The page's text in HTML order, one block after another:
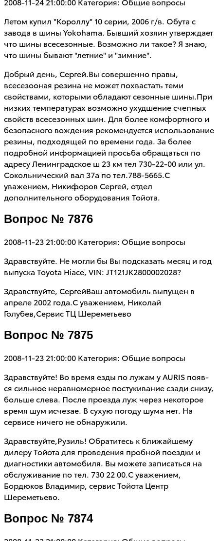
Летом купил "Короллу" 10 серии, 2006 г/в. Обута с
завода в шины Yokohama. Бывший хозяин утверждает
что шины всесезонные. Возможно ли такое? Я знаю,
что шины бывают "летние" и "зимние".
Добрый день, Сергей.Вы совершенно правы,
всесезооная резина не может похвастать теми
свойствами, которыми обладают сезонные шины.При
низких температурах возможно ухудшение счепных
свойств всесезонных шин. Для более комфортного и
безопасного вождения рекомендуется использование
резины, подходящей по времени года. За более
подробной информацией просьба обращаться по
адресу Ленинградское ш 23 км тел 730-22-00 или ул.
Сокольнический вал 37а по тел.788-5665.С
уважением, Никифоров Сергей, отдел
дополнительного оборудования Тойота.
Вопрос № 7876
2008-11-23 21:00:00 Категория: Общие вопросы
Здравствуйте. Не могли бы Вы подсказать месяц и год
выпуска Toyota Hiace, VIN: JT121JK2800002028?
Здравствуйте, СергейВаш автомобиль выпущен в
апреле 2002 года.С уважением, Николай
Голубев,Сервис ТЦ Шереметьево
Вопрос № 7875
2008-11-23 21:00:00 Категория: Общие вопросы
Здравствуйте! Во время езды по лужам у AURIS появ-
ся сильное неравномерное постукивание сзади снизу,
больше слева. После проезда луж через некоторое
время шум исчезае. В сухую погоду шума нет. На
сервисе ничего не обнаружили.
Здравствуйте,Рузиль! Обратитесь к ближайшему
дилеру Тойота для проведения пробной поездки и
диагностики автомобиля. Вы можете записаться на
обслуживание по тел. 730 22 00.С уважением,
Бордюков Владимир, сервис Тойота Центр
Шереметьево.
Вопрос № 7874